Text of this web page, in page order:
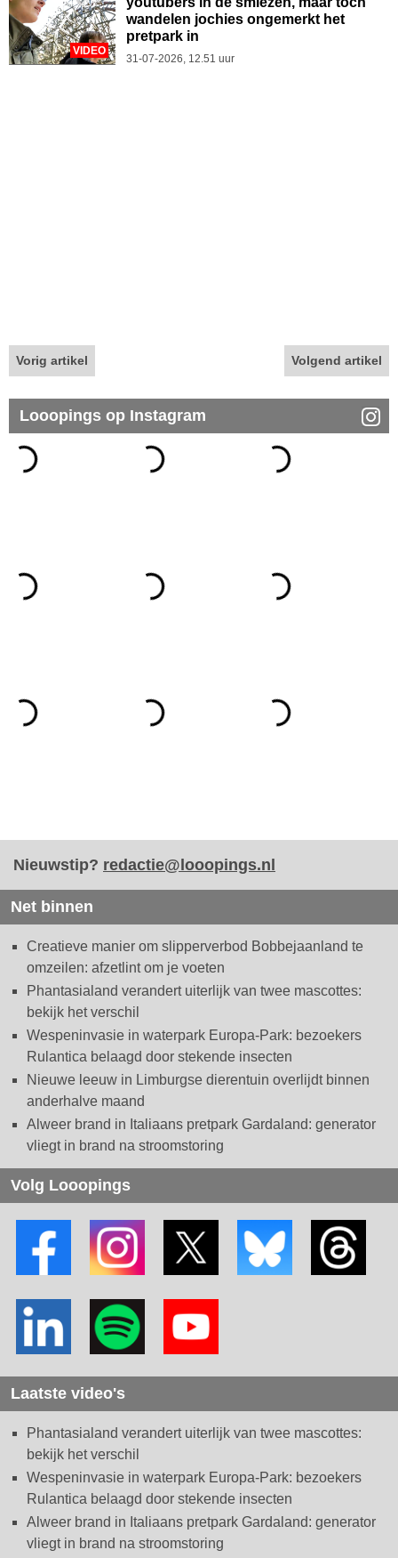
VIDEO
wandelen jochies ongemerkt het
pretpark in
31-07-2026, 12.51 uur
Vorig artikel Volgend artikel
Looopings op Instagram
Nieuwstip? redactie@looopings.nl
Net binnen
Creatieve manier om slipperverbod Bobbejaanland te
omzeilen: afzetlint om je voeten
Phantasialand verandert uiterlijk van twee mascottes:
bekijk het verschil
Wespeninvasie in waterpark Europa-Park: bezoekers
Rulantica belaagd door stekende insecten
Nieuwe leeuw in Limburgse dierentuin overlijdt binnen
anderhalve maand
Alweer brand in Italiaans pretpark Gardaland: generator
vliegt in brand na stroomstoring
Volg Looopings
Laatste video's
Phantasialand verandert uiterlijk van twee mascottes:
bekijk het verschil
Wespeninvasie in waterpark Europa-Park: bezoekers
Rulantica belaagd door stekende insecten
Alweer brand in Italiaans pretpark Gardaland: generator
vliegt in brand na stroomstoring